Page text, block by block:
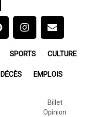
SPORTS CULTURE
DÉCÈS EMPLOIS
Billet
Opinion